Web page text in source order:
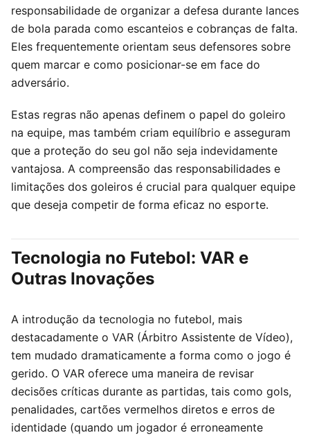
responsabilidade de organizar a defesa durante lances
de bola parada como escanteios e cobranças de falta.
Eles frequentemente orientam seus defensores sobre
quem marcar e como posicionar-se em face do
adversário.
Estas regras não apenas definem o papel do goleiro
na equipe, mas também criam equilíbrio e asseguram
que a proteção do seu gol não seja indevidamente
vantajosa. A compreensão das responsabilidades e
limitações dos goleiros é crucial para qualquer equipe
que deseja competir de forma eficaz no esporte.
Tecnologia no Futebol: VAR e
Outras Inovações
A introdução da tecnologia no futebol, mais
destacadamente o VAR (Árbitro Assistente de Vídeo),
tem mudado dramaticamente a forma como o jogo é
gerido. O VAR oferece uma maneira de revisar
decisões críticas durante as partidas, tais como gols,
penalidades, cartões vermelhos diretos e erros de
identidade (quando um jogador é erroneamente